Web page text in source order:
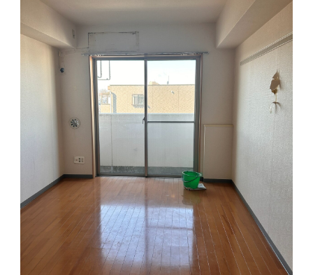
OPEN : 9:00〜18:00
CLOSED : 年末年始
042-398-1717
※営業電話はお控えください。